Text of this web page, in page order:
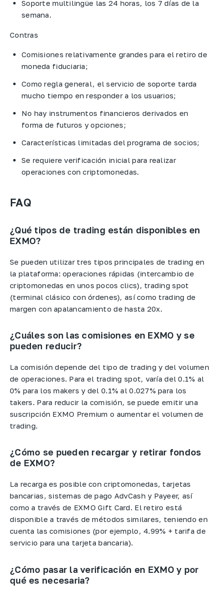
Soporte multilingüe las 24 horas, los 7 días de la
semana.
Contras
Comisiones relativamente grandes para el retiro de
moneda fiduciaria;
Como regla general, el servicio de soporte tarda
mucho tiempo en responder a los usuarios;
No hay instrumentos financieros derivados en
forma de futuros y opciones;
Características limitadas del programa de socios;
Se requiere verificación inicial para realizar
operaciones con criptomonedas.
FAQ
¿Qué tipos de trading están disponibles en
EXMO?
Se pueden utilizar tres tipos principales de trading en
la plataforma: operaciones rápidas (intercambio de
criptomonedas en unos pocos clics), trading spot
(terminal clásico con órdenes), así como trading de
margen con apalancamiento de hasta 20x.
¿Cuáles son las comisiones en EXMO y se
pueden reducir?
La comisión depende del tipo de trading y del volumen
de operaciones. Para el trading spot, varía del 0.1% al
0% para los makers y del 0.1% al 0.027% para los
takers. Para reducir la comisión, se puede emitir una
suscripción EXMO Premium o aumentar el volumen de
trading.
¿Cómo se pueden recargar y retirar fondos
de EXMO?
La recarga es posible con criptomonedas, tarjetas
bancarias, sistemas de pago AdvCash y Payeer, así
como a través de EXMO Gift Card. El retiro está
disponible a través de métodos similares, teniendo en
cuenta las comisiones (por ejemplo, 4.99% + tarifa de
servicio para una tarjeta bancaria).
¿Cómo pasar la verificación en EXMO y por
qué es necesaria?